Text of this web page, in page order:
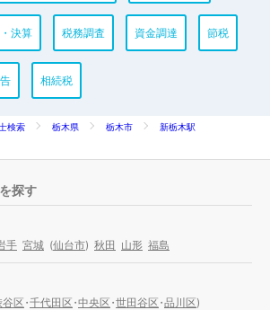
決算 税務調査 資金調達 節税
相続税
検索 栃木県 栃木市
新栃木駅
探す
手 宮城 (仙台市) 秋田 山形 福島
谷区・千代田区・中央区・世田谷区・品川区)